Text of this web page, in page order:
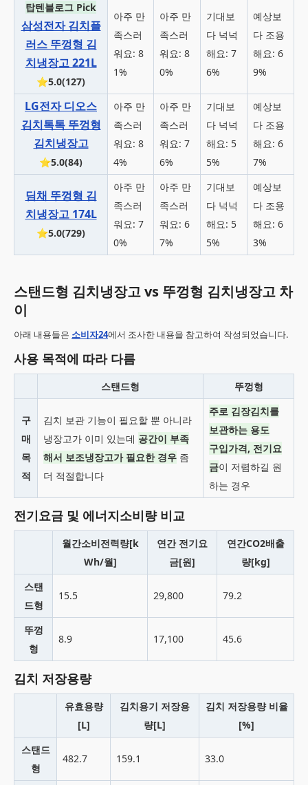
탑텐블로그 Pick
삼성전자 김치플
러스 뚜껑형 김
치냉장고 221L
⭐5.0(127)
아주 만
족스러
워요: 8
1%
아주 만
족스러
워요: 8
0%
기대보
다 넉넉
해요: 7
6%
예상보
다 조용
해요: 6
9%
LG전자 디오스
김치톡톡 뚜껑형
김치냉장고
⭐5.0(84)
아주 만
족스러
워요: 8
4%
아주 만
족스러
워요: 7
6%
기대보
다 넉넉
해요: 5
5%
예상보
다 조용
해요: 6
7%
딤채 뚜껑형 김
치냉장고 174L
⭐5.0(729)
아주 만
족스러
워요: 7
0%
아주 만
족스러
워요: 6
7%
기대보
다 넉넉
해요: 5
5%
예상보
다 조용
해요: 6
3%
스탠드형 김치냉장고 vs 뚜껑형 김치냉장고 차
이
아래 내용들은 소비자24에서 조사한 내용을 참고하여 작성되었습니다.
사용 목적에 따라 다름
스탠드형 뚜껑형
구
매
목
적
김치 보관 기능이 필요할 뿐 아니라
냉장고가 이미 있는데 공간이 부족
해서 보조냉장고가 필요한 경우 좀
더 적절합니다
주로 김장김치를
보관하는 용도
구입가격, 전기요
금이 저렴하길 원
하는 경우
전기요금 및 에너지소비량 비교
월간소비전력량[k
Wh/월]
연간 전기요
금[원]
연간CO2배출
량[kg]
스탠
드형
15.5 29,800 79.2
뚜껑
형
8.9 17,100 45.6
김치 저장용량
유효용량
[L]
김치용기 저장용
량[L]
김치 저장용량 비율
[%]
스탠드
형
482.7 159.1 33.0